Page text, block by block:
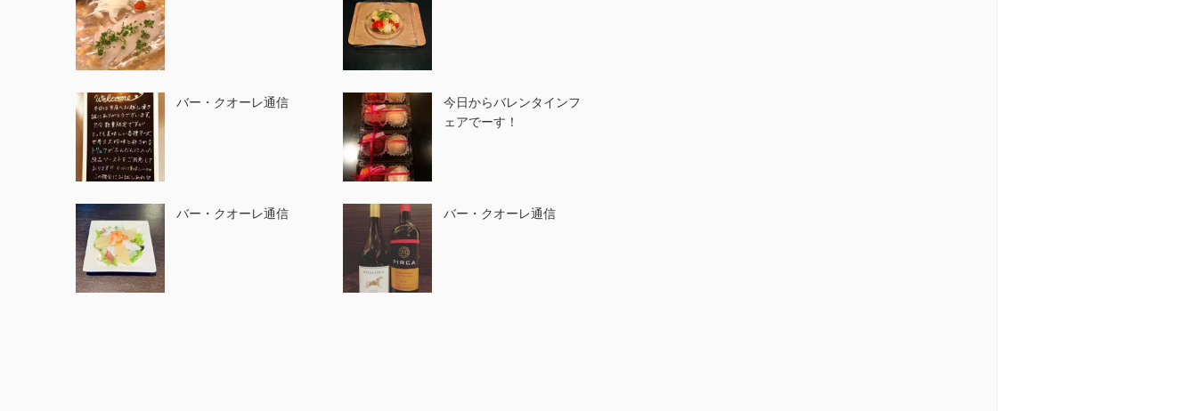
バー・クオーレ通信
今日からバレンタインフ
ェアでーす！
バー・クオーレ通信 バー・クオーレ通信